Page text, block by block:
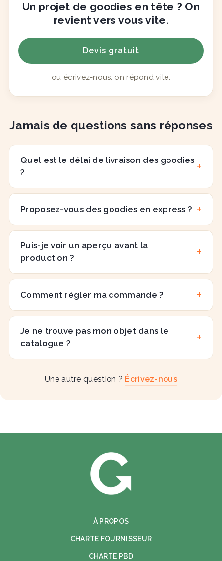
Un projet de goodies en tête ? On
revient vers vous vite.
Devis gratuit
ou écrivez-nous, on répond vite.
Jamais de questions sans réponses
Quel est le délai de livraison des goodies
?
Proposez-vous des goodies en express ?
Puis-je voir un aperçu avant la
production ?
Comment régler ma commande ?
Je ne trouve pas mon objet dans le
catalogue ?
Une autre question ? Écrivez-nous
À PROPOS
CHARTE FOURNISSEUR
CHARTE PBD